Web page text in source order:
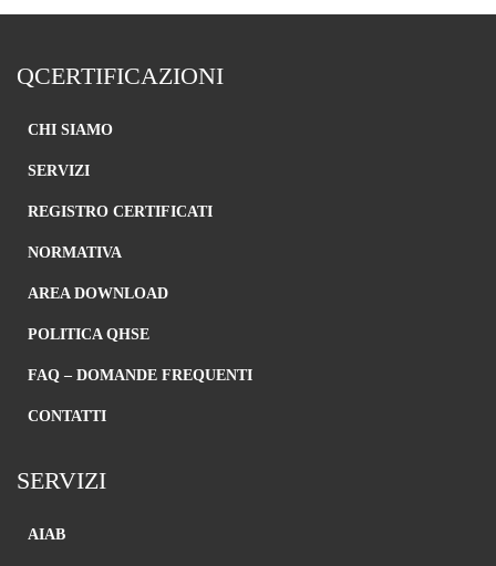
QCERTIFICAZIONI
CHI SIAMO
SERVIZI
REGISTRO CERTIFICATI
NORMATIVA
AREA DOWNLOAD
POLITICA QHSE
FAQ – DOMANDE FREQUENTI
CONTATTI
SERVIZI
AIAB
pubblicità
tracciano
fine di
l'interesse dei
fornire
pubblicitari
Esempi
cookie
il marketing o
di follow-up
visitatore.